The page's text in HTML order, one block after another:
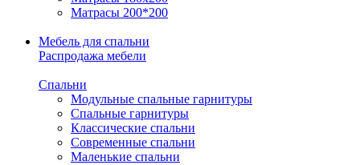
Матрасы 200*200
Мебель для спальни
Распродажа мебели
Спальни
Модульные спальные гарнитуры
Спальные гарнитуры
Классические спальни
Современные спальни
Маленькие спальни